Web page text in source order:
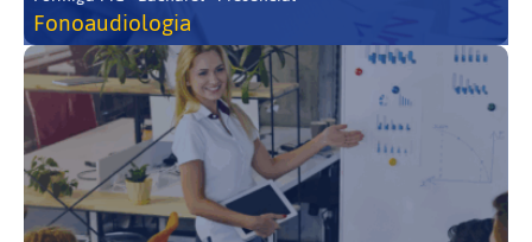
Fonoaudiologia